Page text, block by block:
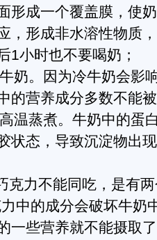
形成一个覆盖膜，使
，形成非水溶性物质
1小时也不要喝奶；
。因为冷牛奶会影
的营养成分多数不能
蒸煮。牛奶中的蛋
状态，导致沉淀物出
力不能同吃，是有两
的成分会破坏牛奶
一些营养就不能摄取